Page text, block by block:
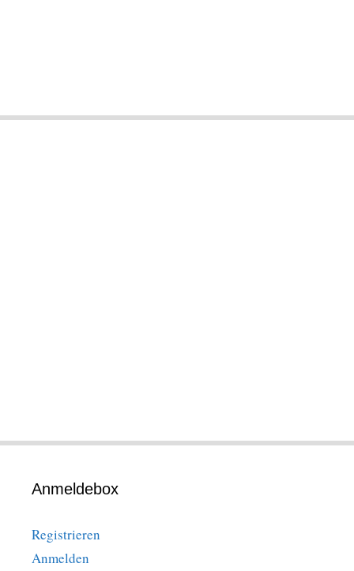
Anmeldebox
Registrieren
Anmelden